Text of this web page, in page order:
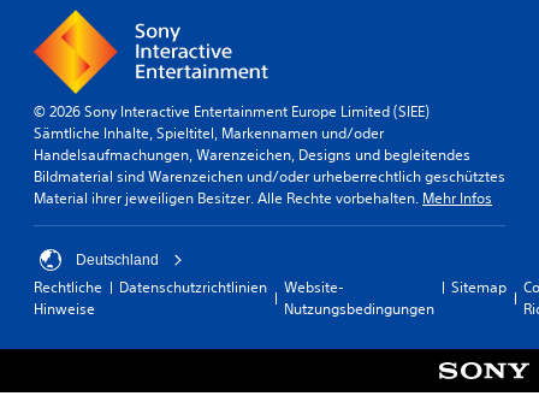
© 2026 Sony Interactive Entertainment Europe Limited (SIEE)
Sämtliche Inhalte, Spieltitel, Markennamen und/oder
Handelsaufmachungen, Warenzeichen, Designs und begleitendes
Bildmaterial sind Warenzeichen und/oder urheberrechtlich geschütztes
Material ihrer jeweiligen Besitzer. Alle Rechte vorbehalten. Mehr Infos
Deutschland
Rechtliche
Hinweise
Datenschutzrichtlinien
Website-
Nutzungsbedingungen
Sitemap